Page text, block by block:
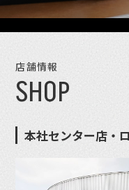
店舗情報
SHOP
本社センター店・